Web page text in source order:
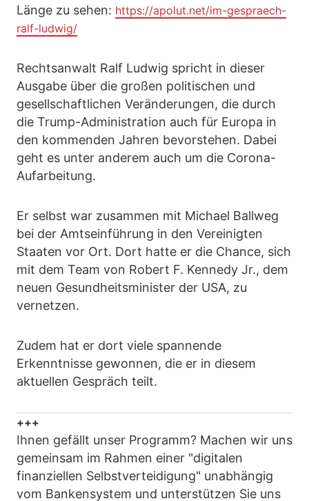
Länge zu sehen: https://apolut.net/im-gespraech-
ralf-ludwig/
Rechtsanwalt Ralf Ludwig spricht in dieser
Ausgabe über die großen politischen und
gesellschaftlichen Veränderungen, die durch
die Trump-Administration auch für Europa in
den kommenden Jahren bevorstehen. Dabei
geht es unter anderem auch um die Corona-
Aufarbeitung.
Er selbst war zusammen mit Michael Ballweg
bei der Amtseinführung in den Vereinigten
Staaten vor Ort. Dort hatte er die Chance, sich
mit dem Team von Robert F. Kennedy Jr., dem
neuen Gesundheitsminister der USA, zu
vernetzen.
Zudem hat er dort viele spannende
Erkenntnisse gewonnen, die er in diesem
aktuellen Gespräch teilt.
+++
Ihnen gefällt unser Programm? Machen wir uns
gemeinsam im Rahmen einer "digitalen
finanziellen Selbstverteidigung" unabhängig
vom Bankensystem und unterstützen Sie uns